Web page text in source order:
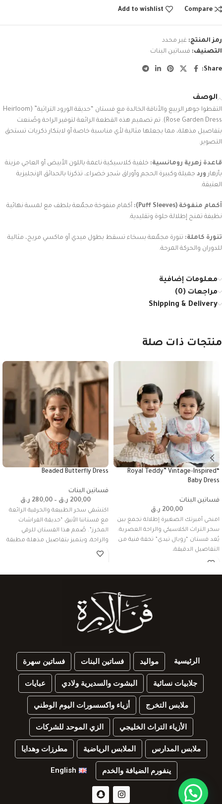
Compare
Add to wishlist
رمز المنتج: غير محدد
التصنيف: فساتين البنات
Share:
الوصف
التقطوا جوهر الربيع والأناقة الخالدة مع فستان “حديقة الورود التراثية” (Heirloom
Rose Garden Dress). تم تصميم هذه القطعة الرائعة لتوفير الراحة وصُنعت
بتفاصيل مذهلة، مما يجعلها مثالية لأي مناسبة خاصة أو لابتكار ذكريات تستحق
التصوير.
قاعدة زهرية رومانسية: خلفية كلاسيكية ناعمة باللون الأبيض أو العاجي مزينة
بأزهار ورد جميلة وكبيرة الحجم وأوراق شجر خضراء، تذكرنا بالحدائق الإنجليزية
العتيقة.
أكمام منفوخة (Puff Sleeves):
أكمام منفوخة مجمّعة بلطف مع لمسة نهائية
نظيفة تمنح إطلالة حلوة وتقليدية.
تنورة كاملة: تنورة مجمّعة بسخاء تسقط بطول ميدي أو ماكسي مريح، مثالية
للدوران والحركة المرحة.
معلومات إضافية
مراجعات (0)
Shipping & Delivery
منتجات ذات صلة
“Royal Teddy” Vintage-Inspired
Baby Dress
فساتين البنات
200,00 ر.ق
امنحي أميرتك الصغيرة إطلالة تجمع بين
سحر التراث الكلاسيكي والراحة العصرية.
يُعد فستان “رويال تيدي” تحفة فنية من
التفاصيل الدقيقة،
Beaded Butterfly Dress
فساتين البنات
200,00 ر.ق –
280,00 ر.ق
اكتشفي سحر الطبيعة والحرفية الرائعة
مع فستاننا الأنيق “حديقة الفراشات
المخرز”. صُمم هذا الفستان للرقي
والراحة، ويتميز بتفاصيل مذهلة مطبقة
الرئيسية مواليد فساتين البنات فساتين سهرة
جلابيات نسائية البشوت والسديرية ولادي عبايات
ملابس التخرج أزياء واكسسورات اليوم الوطني
الأزياء التراث الخليجي الزي الموحد للشركات
ملابس المدارس الملابس الرياضية مطرزات وهدايا
ينفورم الضيافة والخدم English